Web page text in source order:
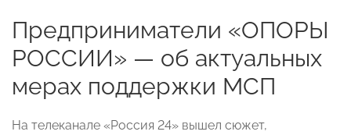
Предприниматели «ОПОРЫ
РОССИИ» — об актуальных
мерах поддержки МСП
На телеканале «Россия 24» вышел сюжет,